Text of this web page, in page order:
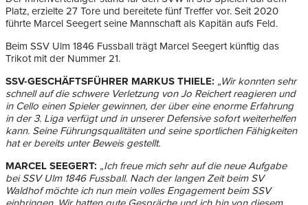
Platz, erzielte 27 Tore und bereitete fünf Treffer vor. Seit 2020
führte Marcel Seegert seine Mannschaft als Kapitän aufs Feld.
Beim SSV Ulm 1846 Fussball trägt Marcel Seegert künftig das
Trikot mit der Nummer 21.
SSV-GESCHÄFTSFÜHRER MARKUS THIELE: „Wir konnten sehr
schnell auf die schwere Verletzung von Jo Reichert reagieren und
in Cello einen Spieler gewinnen, der über eine enorme Erfahrung
in der 3. Liga verfügt und in unserer Defensive sofort weiterhelfen
kann. Seine Führungsqualitäten und seine sportlichen Fähigkeiten
hat er bereits unter Beweis gestellt.
MARCEL SEEGERT: „Ich freue mich sehr auf die neue Aufgabe
bei SSV Ulm 1846 Fussball. Nach der langen Zeit beim SV
Waldhof möchte ich nun mein volles Engagement beim SSV